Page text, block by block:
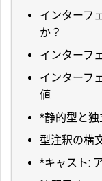
インターフ
か？
インターフ
インターフ
値
*静的型と
型注釈の構
*キャスト: